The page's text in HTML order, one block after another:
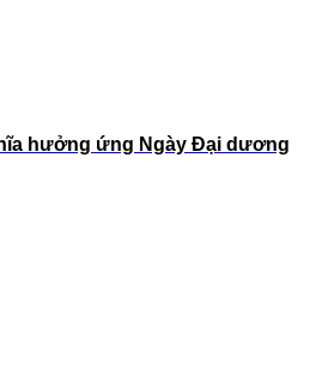
hưởng ứng Ngày Đại dương